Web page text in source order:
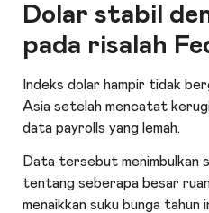
Dolar stabil
pada risalah
Indeks dolar hampir tidak
Asia setelah mencatat
data payrolls yang lemah.
Data tersebut menimbulkan
tentang seberapa besar
menaikkan suku bunga tahun